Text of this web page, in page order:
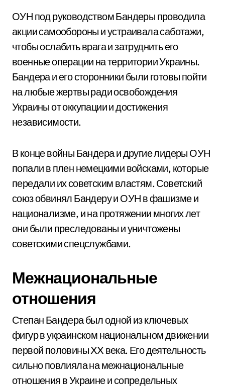
ОУН под руководством Бандеры проводила
акции самообороны и устраивала саботажи,
чтобы ослабить врага и затруднить его
военные операции на территории Украины.
Бандера и его сторонники были готовы пойти
на любые жертвы ради освобождения
Украины от оккупации и достижения
независимости.
В конце войны Бандера и другие лидеры ОУН
попали в плен немецкими войсками, которые
передали их советским властям. Советский
союз обвинял Бандеру и ОУН в фашизме и
национализме, и на протяжении многих лет
они были преследованы и уничтожены
советскими спецслужбами.
Межнациональные
отношения
Степан Бандера был одной из ключевых
фигур в украинском национальном движении
первой половины XX века. Его деятельность
сильно повлияла на межнациональные
отношения в Украине и сопредельных